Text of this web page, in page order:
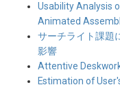
Usability Analysis
Animated
サーチライト課題
影響
Attentive
Estimation of